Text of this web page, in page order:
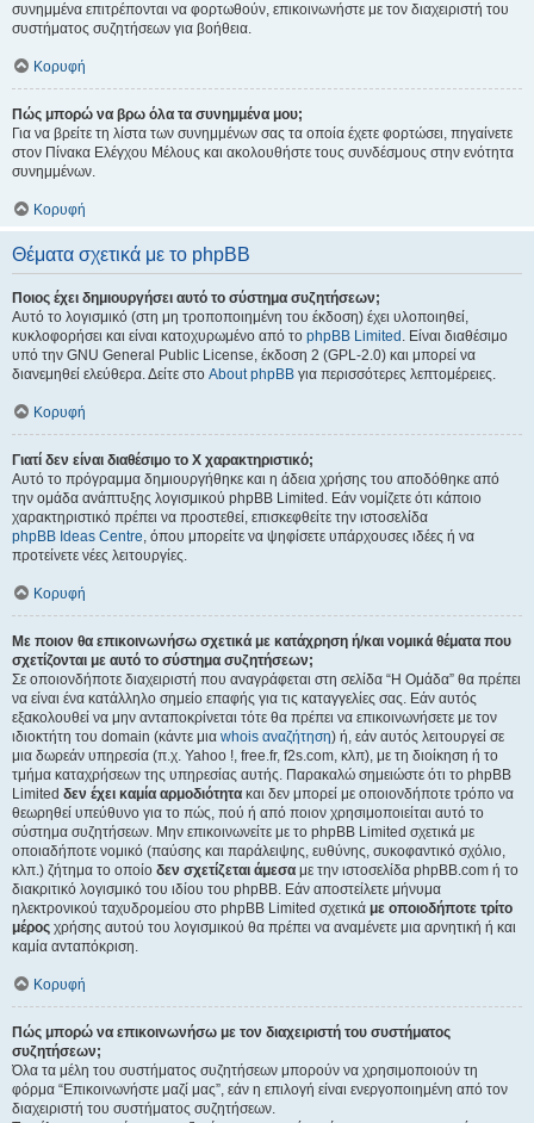
συνημμένα επιτρέπονται να φορτωθούν, επικοινωνήστε με τον διαχειριστή του
συστήματος συζητήσεων για βοήθεια.
Κορυφή
Πώς μπορώ να βρω όλα τα συνημμένα μου;
Για να βρείτε τη λίστα των συνημμένων σας τα οποία έχετε φορτώσει, πηγαίνετε
στον Πίνακα Ελέγχου Μέλους και ακολουθήστε τους συνδέσμους στην ενότητα
συνημμένων.
Κορυφή
Θέματα σχετικά με το phpBB
Ποιος έχει δημιουργήσει αυτό το σύστημα συζητήσεων;
Αυτό το λογισμικό (στη μη τροποποιημένη του έκδοση) έχει υλοποιηθεί,
κυκλοφορήσει και είναι κατοχυρωμένο από το phpBB Limited . Είναι διαθέσιμο
υπό την GNU General Public License, έκδοση 2 (GPL-2.0) και μπορεί να
διανεμηθεί ελεύθερα. Δείτε στο About phpBB για περισσότερες λεπτομέρειες.
Κορυφή
Γιατί δεν είναι διαθέσιμο το Χ χαρακτηριστικό;
Αυτό το πρόγραμμα δημιουργήθηκε και η άδεια χρήσης του αποδόθηκε από
την ομάδα ανάπτυξης λογισμικού phpBB Limited. Εάν νομίζετε ότι κάποιο
χαρακτηριστικό πρέπει να προστεθεί, επισκεφθείτε την ιστοσελίδα
phpBB Ideas Centre, όπου μπορείτε να ψηφίσετε υπάρχουσες ιδέες ή να
προτείνετε νέες λειτουργίες.
Κορυφή
Με ποιον θα επικοινωνήσω σχετικά με κατάχρηση ή/και νομικά θέματα που
σχετίζονται με αυτό το σύστημα συζητήσεων;
Σε οποιονδήποτε διαχειριστή που αναγράφεται στη σελίδα “Η Ομάδα” θα πρέπει
να είναι ένα κατάλληλο σημείο επαφής για τις καταγγελίες σας. Εάν αυτός
εξακολουθεί να μην ανταποκρίνεται τότε θα πρέπει να επικοινωνήσετε με τον
ιδιοκτήτη του domain (κάντε μια whois αναζήτηση) ή, εάν αυτός λειτουργεί σε
μια δωρεάν υπηρεσία (π.χ. Yahoo !, free.fr, f2s.com, κλπ), με τη διοίκηση ή το
τμήμα καταχρήσεων της υπηρεσίας αυτής. Παρακαλώ σημειώστε ότι το phpBB
Limited δεν έχει καμία αρμοδιότητα και δεν μπορεί με οποιονδήποτε τρόπο να
θεωρηθεί υπεύθυνο για το πώς, πού ή από ποιον χρησιμοποιείται αυτό το
σύστημα συζητήσεων. Μην επικοινωνείτε με το phpBB Limited σχετικά με
οποιαδήποτε νομικό (παύσης και παράλειψης, ευθύνης, συκοφαντικό σχόλιο,
κλπ.) ζήτημα το οποίο δεν σχετίζεται άμεσα με την ιστοσελίδα phpBB.com ή το
διακριτικό λογισμικό του ιδίου του phpBB. Εάν αποστείλετε μήνυμα
ηλεκτρονικού ταχυδρομείου στο phpBB Limited σχετικά με οποιοδήποτε τρίτο
μέρος χρήσης αυτού του λογισμικού θα πρέπει να αναμένετε μια αρνητική ή και
καμία ανταπόκριση.
Κορυφή
Πώς μπορώ να επικοινωνήσω με τον διαχειριστή του συστήματος
συζητήσεων;
Όλα τα μέλη του συστήματος συζητήσεων μπορούν να χρησιμοποιούν τη
φόρμα “Επικοινωνήστε μαζί μας”, εάν η επιλογή είναι ενεργοποιημένη από τον
διαχειριστή του συστήματος συζητήσεων.